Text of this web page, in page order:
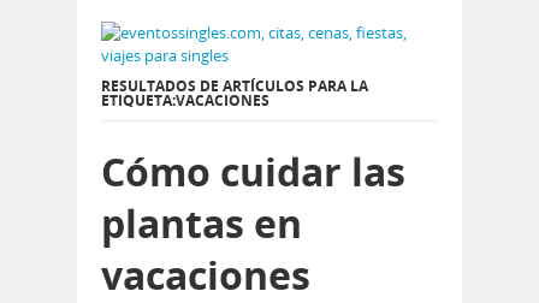
RESULTADOS DE ARTÍCULOS PARA LA
ETIQUETA:VACACIONES
Cómo cuidar las
plantas en
vacaciones